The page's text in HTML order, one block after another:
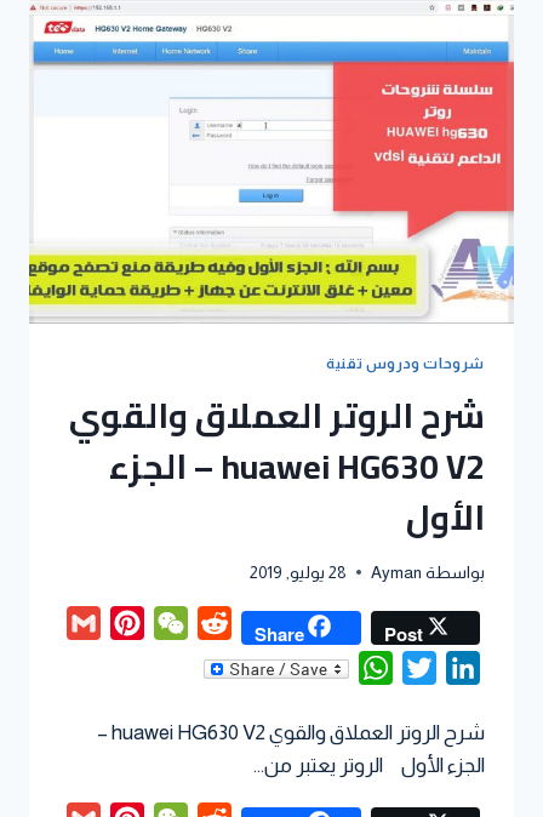
شروحات ودروس تقنية
شرح الروتر العملاق والقوي
huawei HG630 V2 – الجزء
الأول
بواسطة Ayman 28 يوليو, 2019
Post
Share
Reddit
WeChat
Pinterest
LinkedIn
Twitter
WhatsApp
شرح الروتر العملاق والقوي huawei HG630 V2 –
الجزء الأول الروتر يعتبر من…